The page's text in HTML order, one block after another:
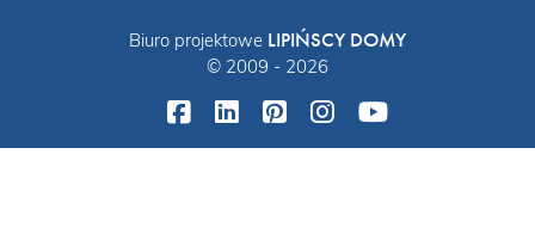
Biuro projektowe LIPIŃSCY DOMY
© 2009 - 2026